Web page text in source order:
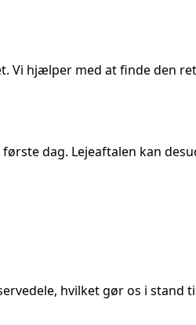
Vi hjælper med at finde den
dag. Lejeaftalen kan
hvilket gør os i stand